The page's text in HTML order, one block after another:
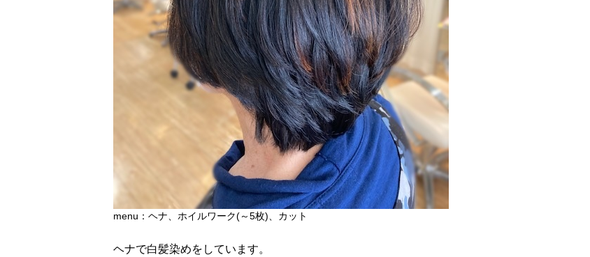
menu：ヘナ、ホイルワーク(～5枚)、カット
ヘナで白髪染めをしています。